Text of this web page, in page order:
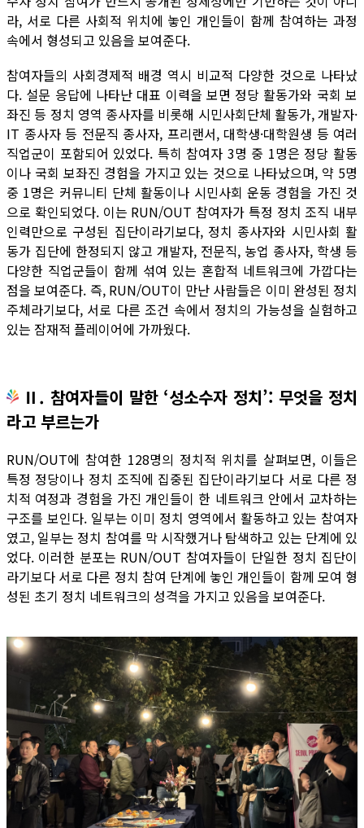
라, 서로 다른 사회적 위치에 놓인 개인들이 함께 참여하는 과정
속에서 형성되고 있음을 보여준다.
참여자들의 사회경제적 배경 역시 비교적 다양한 것으로 나타났
다. 설문 응답에 나타난 대표 이력을 보면 정당 활동가와 국회 보
좌진 등 정치 영역 종사자를 비롯해 시민사회단체 활동가, 개발자·
IT 종사자 등 전문직 종사자, 프리랜서, 대학생·대학원생 등 여러
직업군이 포함되어 있었다. 특히 참여자 3명 중 1명은 정당 활동
이나 국회 보좌진 경험을 가지고 있는 것으로 나타났으며, 약 5명
중 1명은 커뮤니티 단체 활동이나 시민사회 운동 경험을 가진 것
으로 확인되었다. 이는 RUN/OUT 참여자가 특정 정치 조직 내부
인력만으로 구성된 집단이라기보다, 정치 종사자와 시민사회 활
동가 집단에 한정되지 않고 개발자, 전문직, 농업 종사자, 학생 등
다양한 직업군들이 함께 섞여 있는 혼합적 네트워크에 가깝다는
점을 보여준다. 즉, RUN/OUT이 만난 사람들은 이미 완성된 정치
주체라기보다, 서로 다른 조건 속에서 정치의 가능성을 실험하고
있는 잠재적 플레이어에 가까웠다.
Ⅱ. 참여자들이 말한 ‘성소수자 정치’: 무엇을 정치
라고 부르는가
RUN/OUT에 참여한 128명의 정치적 위치를 살펴보면, 이들은
특정 정당이나 정치 조직에 집중된 집단이라기보다 서로 다른 정
치적 여정과 경험을 가진 개인들이 한 네트워크 안에서 교차하는
구조를 보인다. 일부는 이미 정치 영역에서 활동하고 있는 참여자
였고, 일부는 정치 참여를 막 시작했거나 탐색하고 있는 단계에 있
었다. 이러한 분포는 RUN/OUT 참여자들이 단일한 정치 집단이
라기보다 서로 다른 정치 참여 단계에 놓인 개인들이 함께 모여 형
성된 초기 정치 네트워크의 성격을 가지고 있음을 보여준다.